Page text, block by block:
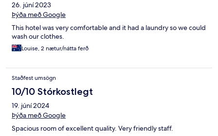
26. júní 2023
Þýða með Google
This hotel was very comfortable and it had a laundry so we could
wash our clothes.
Louise, 2 nætur/nátta ferð
Staðfest umsögn
10/10 Stórkostlegt
19. júní 2024
Þýða með Google
Spacious room of excellent quality. Very friendly staff.